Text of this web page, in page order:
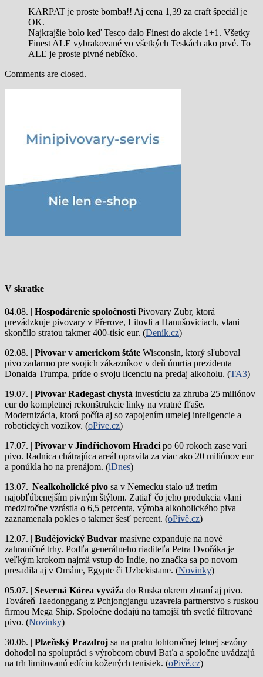
KARPAT je proste bomba!! Aj cena 1,39 za craft špeciál je
OK.
Najkrajšie bolo keď Tesco dalo Finest do akcie 1+1. Všetky
Finest ALE vybrakované vo všetkých Teskách ako prvé. To
ALE je proste pivné nebíčko.
Comments are closed.
V skratke
04.08. | Hospodárenie spoločnosti Pivovary Zubr, ktorá
prevádzkuje pivovary v Přerove, Litovli a Hanušoviciach, vlani
skončilo stratou takmer 400-tisíc eur. (Deník.cz)
02.08. | Pivovar v americkom štáte Wisconsin, ktorý sľuboval
pivo zadarmo pre svojich zákazníkov v deň úmrtia prezidenta
Donalda Trumpa, príde o svoju licenciu na predaj alkoholu. (TA3)
19.07. | Pivovar Radegast chystá investíciu za zhruba 25 miliónov
eur do kompletnej rekonštrukcie linky na vratné fľaše.
Modernizácia, ktorá počíta aj so zapojením umelej inteligencie a
robotických vozíkov. (oPive.cz)
17.07. | Pivovar v Jindřichovom Hradci po 60 rokoch zase varí
pivo. Radnica chátrajúca areál opravila za viac ako 20 miliónov eur
a ponúkla ho na prenájom. (iDnes)
13.07.| Nealkoholické pivo sa v Nemecku stalo už tretím
najobľúbenejším pivným štýlom. Zatiaľ čo jeho produkcia vlani
medziročne vzrástla o 6,5 percenta, výroba alkoholického piva
zaznamenala pokles o takmer šesť percent. (oPivě.cz)
12.07. | Budějovický Budvar masívne expanduje na nové
zahraničné trhy. Podľa generálneho riaditeľa Petra Dvořáka je
veľkým krokom najmä vstup do Indie, no značka sa po novom
presadila aj v Ománe, Egypte či Uzbekistane. (Novinky)
05.07. | Severná Kórea vyváža do Ruska okrem zbraní aj pivo.
Továreň Taedonggang z Pchjongjangu uzavrela partnerstvo s ruskou
firmou Mega Ship. Spoločne dodajú na tamojší trh svetlé filtrované
pivo. (Novinky)
30.06. | Plzeňský Prazdroj sa na prahu tohtoročnej letnej sezóny
dohodol na spolupráci s výrobcom obuvi Baťa a spoločne uvádzajú
na trh limitovanú edíciu kožených tenisiek. (oPivě.cz)